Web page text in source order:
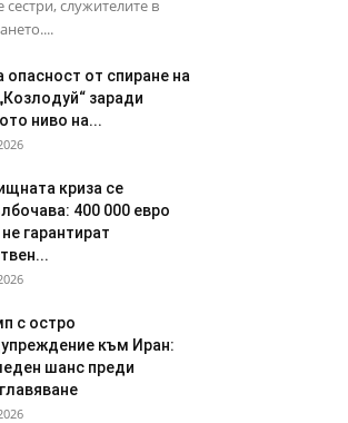
служителите в
опасност от спиране на
заради
ниво на...
криза се
400 000 евро
гарантират
с остро
към Иран:
шанс преди